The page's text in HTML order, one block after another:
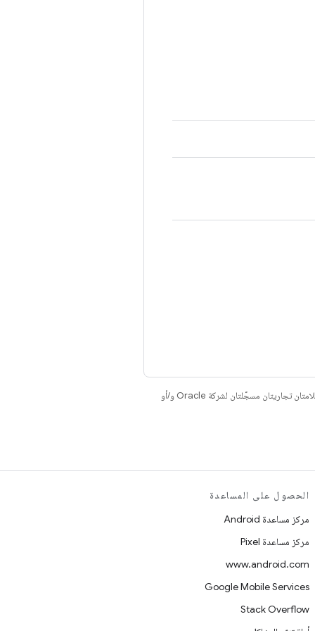
. إنّ Java وOpenJDK هما علامتان تجاريتان مسجَّلتان لشركة Oracle و/أو
الحصول على المساعدة
مركز مساعدة Android
مركز مساعدة Pixel
www.android.com
Google Mobile Services
Stack Overflow